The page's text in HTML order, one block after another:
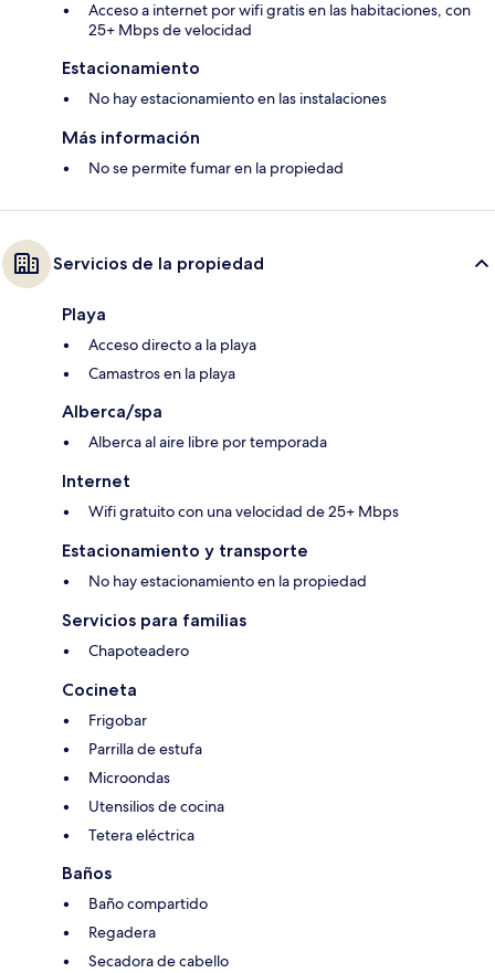
Acceso a internet por wifi gratis en las habitaciones, con
25+ Mbps de velocidad
Estacionamiento
No hay estacionamiento en las instalaciones
Más información
No se permite fumar en la propiedad
Servicios de la propiedad
Playa
Acceso directo a la playa
Camastros en la playa
Alberca/spa
Alberca al aire libre por temporada
Internet
Wifi gratuito con una velocidad de 25+ Mbps
Estacionamiento y transporte
No hay estacionamiento en la propiedad
Servicios para familias
Chapoteadero
Cocineta
Frigobar
Parrilla de estufa
Microondas
Utensilios de cocina
Tetera eléctrica
Baños
Baño compartido
Regadera
Secadora de cabello